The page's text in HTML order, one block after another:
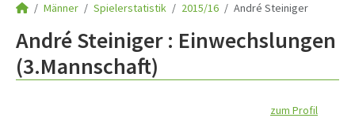
Männer Spielerstatistik 2015/16 André Steiniger
André Steiniger : Einwechslungen
(3.Mannschaft)
zum Profil